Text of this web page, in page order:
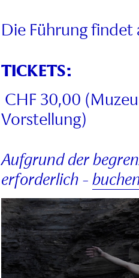
Die Führung findet
TICKETS:
CHF 30,00
Vorstellung)
Aufgrund der
erforderlich -